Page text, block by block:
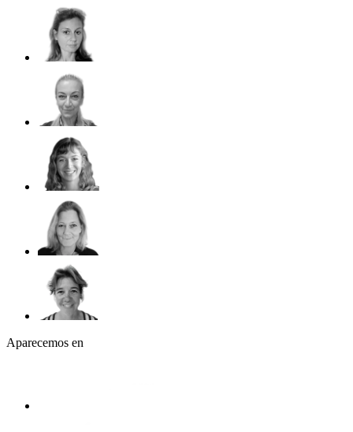
Aparecemos en